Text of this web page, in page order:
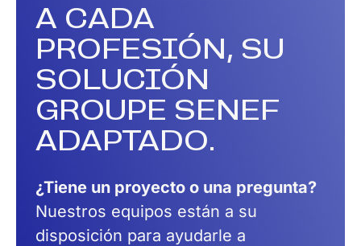
A CADA
PROFESIÓN, SU
SOLUCIÓN
GROUPE SENEF
ADAPTADO.
¿Tiene un proyecto o una pregunta?
Nuestros equipos están a su
disposición para ayudarle a